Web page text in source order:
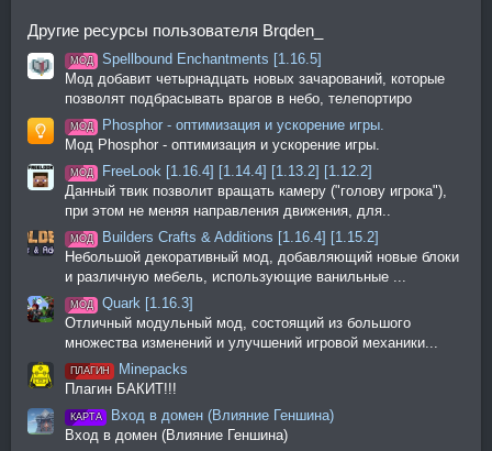
Другие ресурсы пользователя Brqden_
МОД
Spellbound Enchantments [1.16.5]
Мод добавит четырнадцать новых зачарований, которые
позволят подбрасывать врагов в небо, телепортиро
МОД
Phosphor - оптимизация и ускорение игры.
Мод Phosphor - оптимизация и ускорение игры.
МОД
FreeLook [1.16.4] [1.14.4] [1.13.2] [1.12.2]
Данный твик позволит вращать камеру ("голову игрока"),
при этом не меняя направления движения, для..
МОД
Builders Crafts & Additions [1.16.4] [1.15.2]
Небольшой декоративный мод, добавляющий новые блоки
и различную мебель, использующие ванильные ...
МОД
Quark [1.16.3]
Отличный модульный мод, состоящий из большого
множества изменений и улучшений игровой механики...
ПЛАГИН
Minepacks
Плагин БАКИТ!!!
КАРТА
Вход в домен (Влияние Геншина)
Вход в домен (Влияние Геншина)